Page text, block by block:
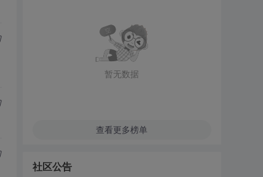
暂无数据
查看更多榜单
社区公告